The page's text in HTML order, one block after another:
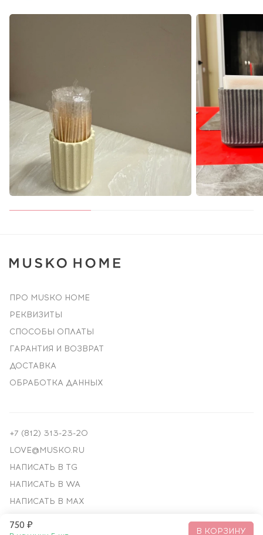
750 ₽ В КОРЗИНУ
ПРО MUSKO HOME
РЕКВИЗИТЫ
СПОСОБЫ ОПЛАТЫ
ГАРАНТИЯ И ВОЗВРАТ
ДОСТАВКА
ОБРАБОТКА ДАННЫХ
© ПРЕМИАЛЬНЫЙ ДЕКОР, 2018—
+7 (812) 313-23-20
LOVE@MUSKO.RU
НАПИСАТЬ В TG
НАПИСАТЬ В WA
НАПИСАТЬ В MAX